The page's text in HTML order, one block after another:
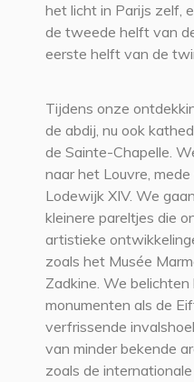
het licht in Parijs zelf,
de tweede helft van
eerste helft van de
Tijdens onze
de abdij, nu ook
de Sainte-Chapelle.
naar het Louvre,
Lodewijk XIV. We
kleinere pareltjes die
artistieke
zoals het Musée
Zadkine. We
monumenten als de
verfrissende
van minder bekende
zoals de